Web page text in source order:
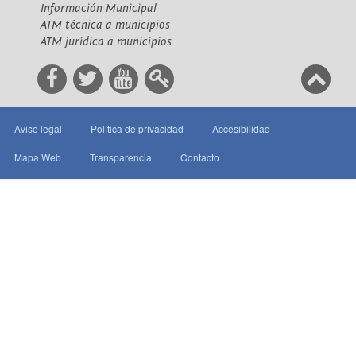
Información Municipal
ATM técnica a municipios
ATM jurídica a municipios
Aviso legal Política de privacidad Accesibilidad
Mapa Web Transparencia Contacto